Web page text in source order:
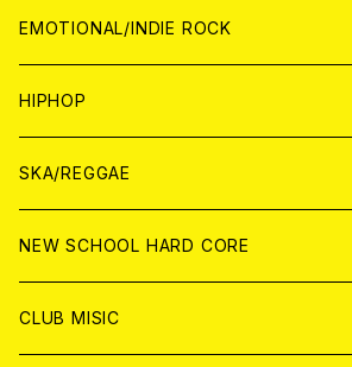
ANALOG
ANALOG
CD
ANALOG
CD
ANALOG
WORLD
CD
ANALOG
JAPAN
CD
ANALOG
WORLD
ANALOG
CD
EMOTIONAL/INDIE ROCK
JAPAN
CD
ANALOG
WORLD
CD
ANALOG
HIPHOP
JAPAN
CD
ANALOG
WORLD
CD
SKA/REGGAE
JAPAN
CD
WORLD
NEW SCHOOL HARD CORE
JAPAN
CLUB MISIC